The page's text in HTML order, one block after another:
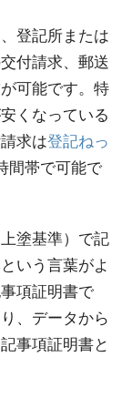
登記所または
付請求、郵送
可能です。特
くなっている
求は登記ねっ
間帯で可能で
塗基準）で記
いう言葉がよ
項証明書で
、データから
事項証明書と